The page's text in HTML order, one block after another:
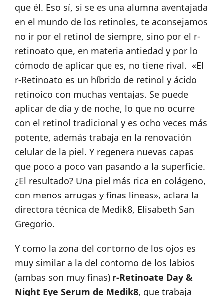
que él. Eso sí, si se es una alumna aventajada
en el mundo de los retinoles, te aconsejamos
no ir por el retinol de siempre, sino por el r-
retinoato que, en materia antiedad y por lo
cómodo de aplicar que es, no tiene rival. «El
r-Retinoato es un híbrido de retinol y ácido
retinoico con muchas ventajas. Se puede
aplicar de día y de noche, lo que no ocurre
con el retinol tradicional y es ocho veces más
potente, además trabaja en la renovación
celular de la piel. Y regenera nuevas capas
que poco a poco van pasando a la superficie.
¿El resultado? Una piel más rica en colágeno,
con menos arrugas y finas líneas», aclara la
directora técnica de Medik8, Elisabeth San
Gregorio.
Y como la zona del contorno de los ojos es
muy similar a la del contorno de los labios
(ambas son muy finas) r-Retinoate Day &
Night Eye Serum de Medik8, que trabaja